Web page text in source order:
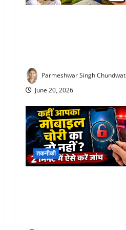
Parmeshwar Singh Chundwat
June 20, 2026
तकनीकी